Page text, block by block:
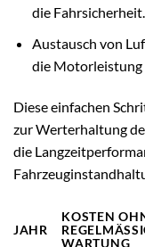
die Fahrsicherheit.
Austausch von
die Motorleistung
Diese einfachen
zur Werterhaltung
die
JAHR
KOSTEN
ARTUNG